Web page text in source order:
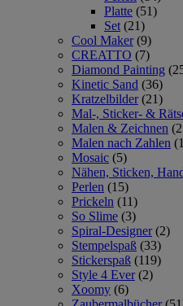
Platte (51)
Set (21)
Cool Maker (9)
CREATTO (7)
Diamond Painting
Kinetic Sand (36)
Kratzelbilder (21)
Mal-, Sticker- &
Malen & Zeichnen
Malen nach Zahlen
Mosaic (5)
Nähen, Sticken,
Perlen (15)
Prickeln (11)
So Slime (3)
Spiral-Designer (2)
Stempelspaß (33)
Stickerspaß (119)
Style 4 Ever (2)
Xoomy (6)